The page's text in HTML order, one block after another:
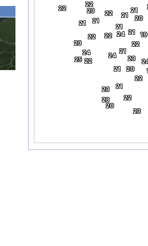
22
21
25
23
20
24
23
21
22
21
22
20
21
22
22
23
23
21
22
22
20
21
19
21
21
21
22
22
24
23
23
24